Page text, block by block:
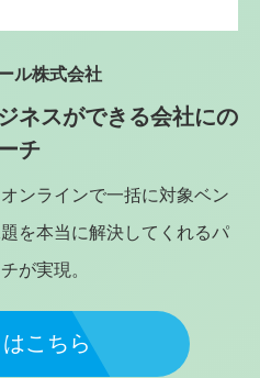
ル株式会社
ネスができる会社にの
チ
ンラインで一括に対象ベン
を本当に解決してくれるパ
が実現。
こちら